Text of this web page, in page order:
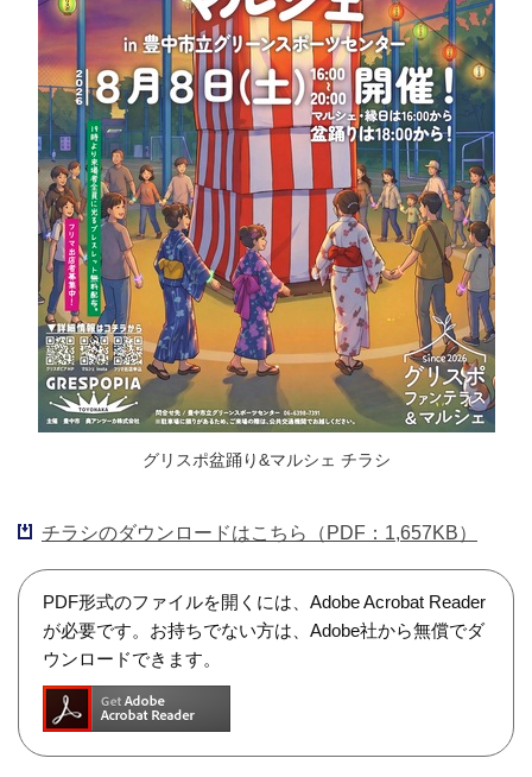
グリスポ盆踊り&マルシェ チラシ
チラシのダウンロードはこちら（PDF：1,657KB）
PDF形式のファイルを開くには、Adobe Acrobat Reader
が必要です。お持ちでない方は、Adobe社から無償でダ
ウンロードできます。